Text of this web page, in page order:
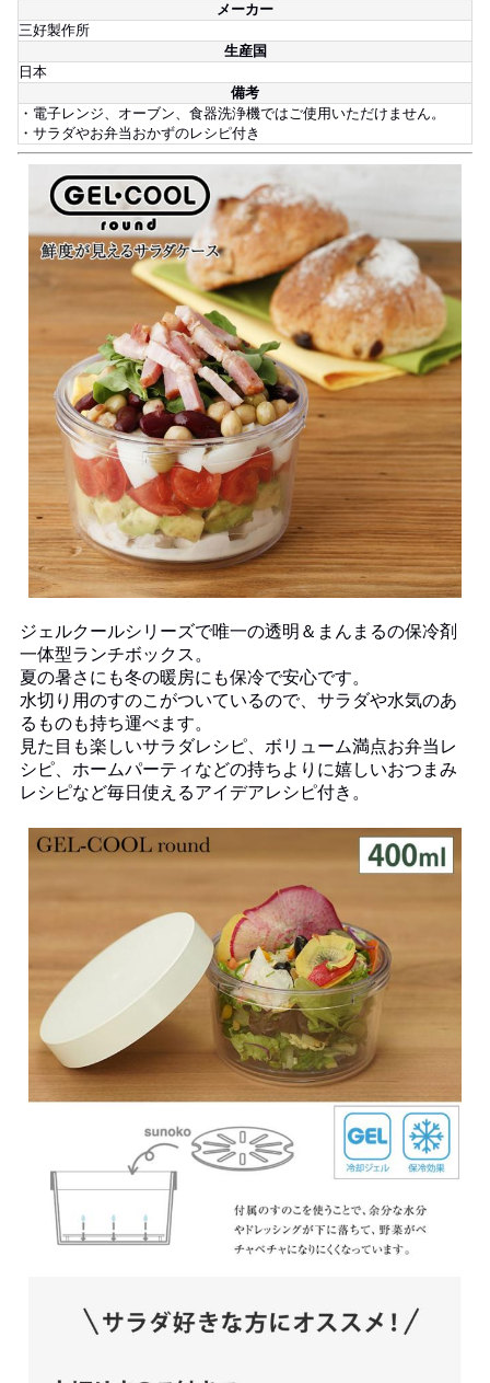
メーカー
三好製作所
生産国
日本
備考
・電子レンジ、オーブン、食器洗浄機ではご使用いただけません。
・サラダやお弁当おかずのレシピ付き
ジェルクールシリーズで唯一の透明＆まんまるの保冷剤
一体型ランチボックス。
夏の暑さにも冬の暖房にも保冷で安心です。
水切り用のすのこがついているので、サラダや水気のあ
るものも持ち運べます。
見た目も楽しいサラダレシピ、ボリューム満点お弁当レ
シピ、ホームパーティなどの持ちよりに嬉しいおつまみ
レシピなど毎日使えるアイデアレシピ付き。